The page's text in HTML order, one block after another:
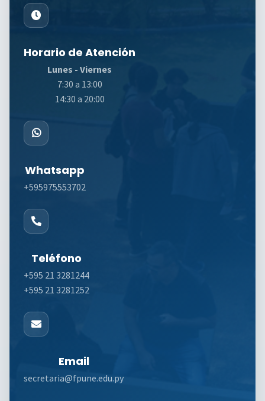
Horario de Atención
Lunes - Viernes
7:30 a 13:00
14:30 a 20:00
Whatsapp
+595975553702
Teléfono
+595 21 3281244
+595 21 3281252
Email
secretaria@fpune.edu.py